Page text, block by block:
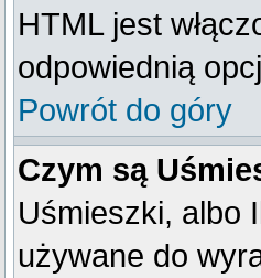
HTML jest
odpowiednią
Powrót do góry
Czym są
Uśmieszki, albo
używane do